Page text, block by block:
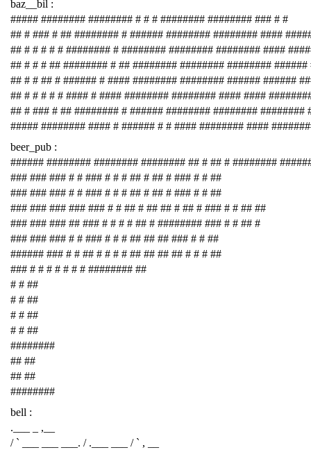
baz__bil :
##### ######## ######## # # # ######## ######## ### # #
## # ### # ## ######## # ###### ######## ######## ####
## # # # # # ######## # ######## ######## ######## ####
## # # # ## ######## # ## ######## ######## ######## ######
## # # ## # ###### # #### ######## ######## ###### ######
## # # # # # #### # #### ######## ######## #### ####
## # ### # ## ######## # ###### ######## ######## ########
##### ######## #### # ###### # # #### ######## ####
beer_pub :
###### ######## ######## ######## ## # ## # ########
### ### ### # # ### # # # ## # ## # ### # # ##
### ### ### # # ### # # # ## # ## # ### # # ##
### ### ### ### ### # # ## # ## ## # ## # ### # # ## ##
### ### ### ## ### # # # # ## # ######## ### # # ## #
### ### ### # # ### # # # ## ## ## ### # # ##
###### ### # # ## # # # # ## ## ## ## # # # ##
### # # # # # # # ######## ##
# # ##
# # ##
# # ##
# # ##
########
## ##
## ##
########
bell :
.___ _ ,__
/ ` ___ ___ ___. / .___ ___ / ` , __